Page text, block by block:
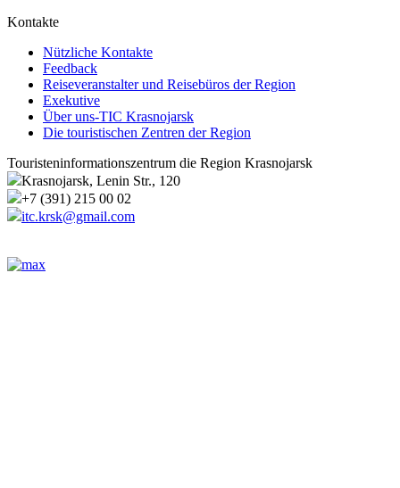
Kontakte
Nützliche Kontakte
Feedback
Reiseveranstalter und Reisebüros der Region
Exekutive
Über uns-TIC Krasnojarsk
Die touristischen Zentren der Region
Touristeninformationszentrum die Region Krasnojarsk
Krasnojarsk, Lenin Str., 120
+7 (391) 215 00 02
itc.krsk@gmail.com